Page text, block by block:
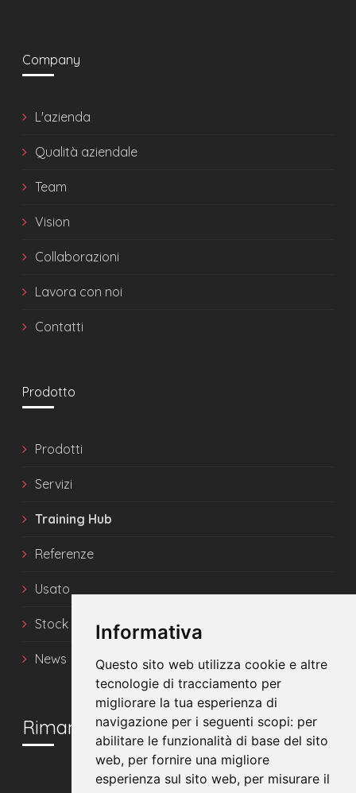
Informativa
Questo sito web utilizza cookie e altre
tecnologie di tracciamento per
migliorare la tua esperienza di
navigazione per i seguenti scopi: per
abilitare le funzionalità di base del sito
web, per fornire una migliore
esperienza sul sito web, per misurare il
Company
L'azienda
Qualità aziendale
Team
Vision
Collaborazioni
Lavora con noi
Contatti
Prodotto
Prodotti
Servizi
Training Hub
Referenze
Usato
Stock
News
Rimani in contatto